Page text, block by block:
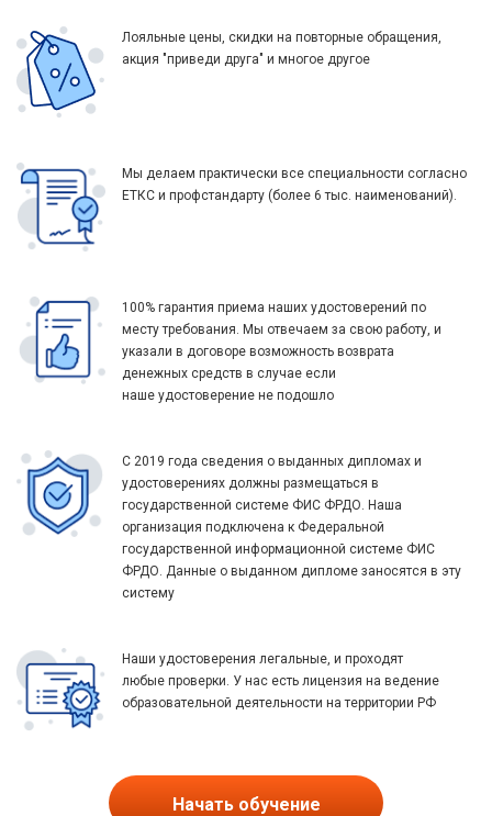
Лояльные цены, скидки на повторные обращения,
акция "приведи друга" и многое другое
Мы делаем практически все специальности согласно
ЕТКС и профстандарту (более 6 тыс. наименований).
100% гарантия приема наших удостоверений по
месту требования. Мы отвечаем за свою работу, и
указали в договоре возможность возврата
денежных средств в случае если
наше удостоверение не подошло
С 2019 года сведения о выданных дипломах и
удостоверениях должны размещаться в
государственной системе ФИС ФРДО. Наша
организация подключена к Федеральной
государственной информационной системе ФИС
ФРДО. Данные о выданном дипломе заносятся в эту
систему
Наши удостоверения легальные, и проходят
любые проверки. У нас есть лицензия на ведение
образовательной деятельности на территории РФ
Начать обучение